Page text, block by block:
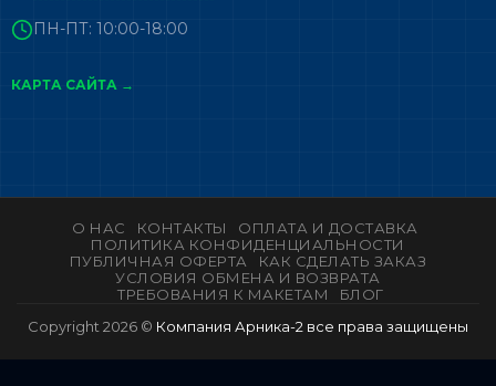
ПН-ПТ: 10:00-18:00
КАРТА САЙТА →
О НАС КОНТАКТЫ
ОПЛАТА И ДОСТАВКА
ПОЛИТИКА КОНФИДЕНЦИАЛЬНОСТИ
ПУБЛИЧНАЯ ОФЕРТА
КАК СДЕЛАТЬ ЗАКАЗ
УСЛОВИЯ ОБМЕНА И ВОЗВРАТА
ТРЕБОВАНИЯ К МАКЕТАМ
БЛОГ
Copyright 2026 © Компания Арника-2 все права защищены